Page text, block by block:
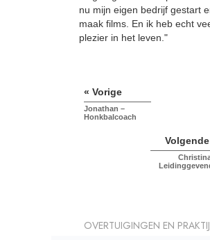
nu mijn eigen bedrijf gestart
maak films. En ik heb echt
plezier in het leven."
« Vorige
Jonathan –
Honkbalcoach
OVERTUIGINGEN EN